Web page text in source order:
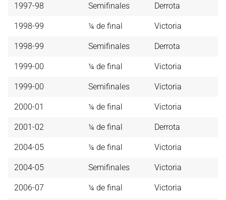
1997-98 Semifinales Derrota
1998-99 ¼ de final Victoria
1998-99 Semifinales Derrota
1999-00 ¼ de final Victoria
1999-00 Semifinales Victoria
2000-01 ¼ de final Victoria
2001-02 ¼ de final Derrota
2004-05 ¼ de final Victoria
2004-05 Semifinales Victoria
2006-07 ¼ de final Victoria